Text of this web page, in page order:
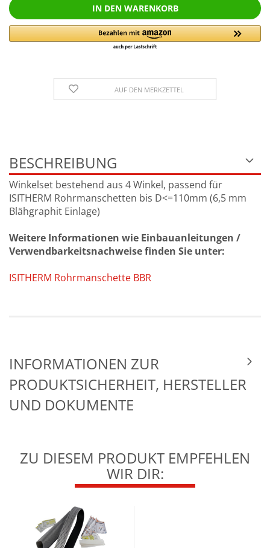
AUF DEN MERKZETTEL
BESCHREIBUNG
Winkelset bestehend aus 4 Winkel, passend für
ISITHERM Rohrmanschetten bis D<=110mm (6,5 mm
Blähgraphit Einlage)
Weitere Informationen wie Einbauanleitungen /
Verwendbarkeitsnachweise finden Sie unter:
ISITHERM Rohrmanschette BBR
INFORMATIONEN ZUR
PRODUKTSICHERHEIT, HERSTELLER
UND DOKUMENTE
ZU DIESEM PRODUKT EMPFEHLEN
WIR DIR: